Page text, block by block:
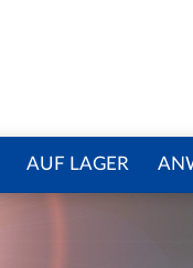
AUF LAGER